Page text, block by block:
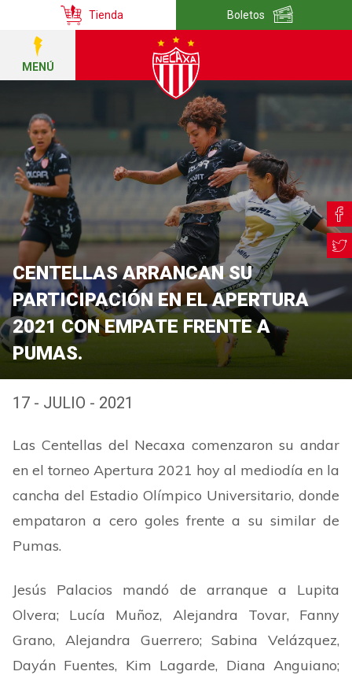
Tienda Boletos
MENÚ
CENTELLAS ARRANCAN SU
PARTICIPACIÓN EN EL APERTURA
2021 CON EMPATE FRENTE A
PUMAS.
17 - JULIO - 2021
Las Centellas del Necaxa comenzaron su andar
en el torneo Apertura 2021 hoy al mediodía en la
cancha del Estadio Olímpico Universitario, donde
empataron a cero goles frente a su similar de
Pumas.
Jesús Palacios mandó de arranque a Lupita
Olvera; Lucía Muñoz, Alejandra Tovar, Fanny
Grano, Alejandra Guerrero; Sabina Velázquez,
Dayán Fuentes, Kim Lagarde, Diana Anguiano;